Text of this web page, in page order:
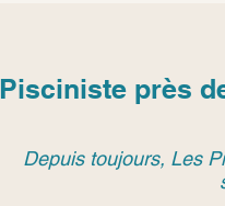
Pisciniste près
Depuis toujours, Les